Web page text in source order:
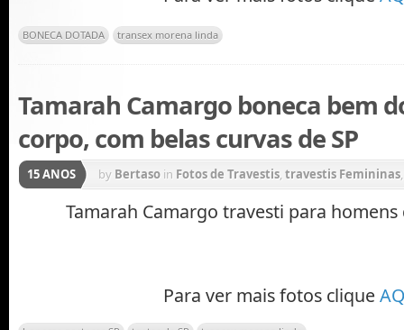
BONECA DOTADA transex morena linda
Tamarah Camargo boneca bem
corpo, com belas curvas de SP
15 ANOS by Bertaso in Fotos de Travestis travestis Femininas
Travestis morenas
Tamarah Camargo travesti para
Para ver mais fotos clique